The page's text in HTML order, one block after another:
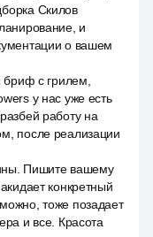
Скилов
и
о вашем
бриф с грилем,
у нас уже есть
работу на
после реализации
Пишите вашему
конкретный
тоже позадает
и все. Красота